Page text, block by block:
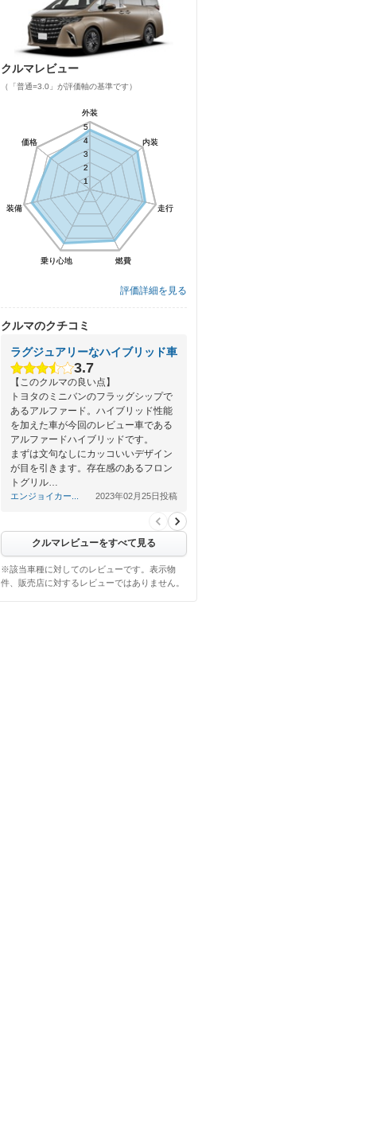
クルマレビュー
（「普通=3.0」が評価軸の基準です）
外装
内装
走行
燃費
乗り心地
装備
価格
1
2
3
4
5
外装
内装
走行
燃費
乗り心地
装備
価格
1
2
3
4
5
評価詳細を見る
クルマのクチコミ
ラグジュアリーなハイブリッド車
3.7
【このクルマの良い点】
トヨタのミニバンのフラッグシップで
あるアルファード。ハイブリッド性能
を加えた車が今回のレビュー車である
アルファードハイブリッドです。
まずは文句なしにカッコいいデザイン
が目を引きます。存在感のあるフロン
トグリル…
エンジョイカー... 2023年02月25日投稿
クルマレビューをすべて見る
※該当車種に対してのレビューです。表示物
件、販売店に対するレビューではありません。